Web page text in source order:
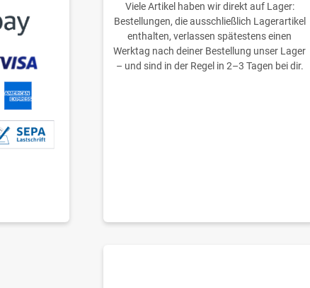
Viele Artikel haben wir direkt auf Lager:
Bestellungen, die ausschließlich Lagerartikel
enthalten, verlassen spätestens einen
Werktag nach deiner Bestellung unser Lager
– und sind in der Regel in 2–3 Tagen bei dir.